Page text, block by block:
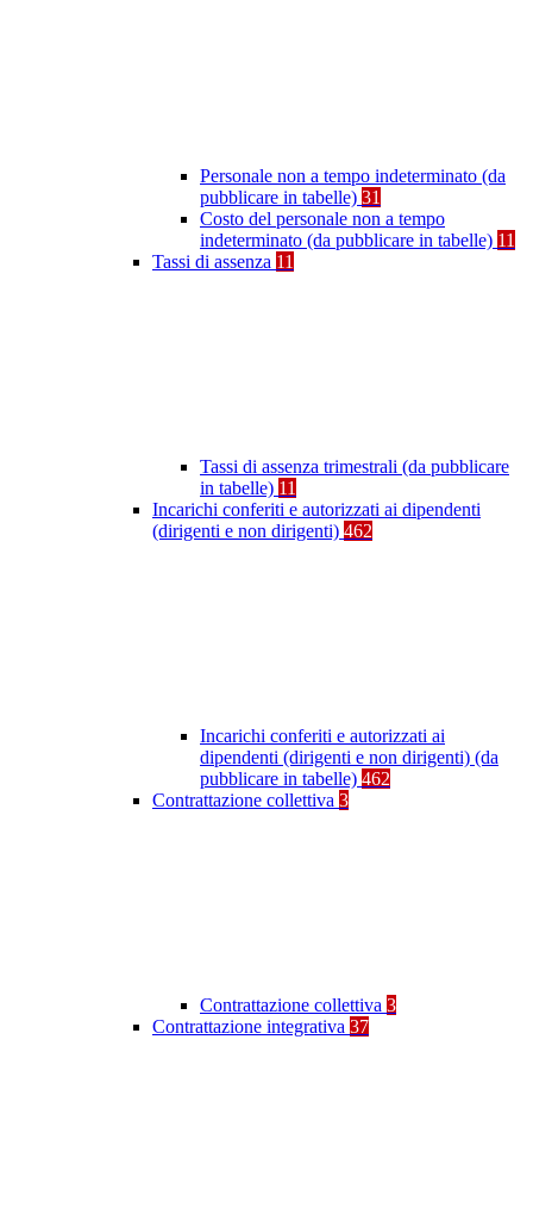
Personale non a tempo indeterminato (da
pubblicare in tabelle) 31
Costo del personale non a tempo
indeterminato (da pubblicare in tabelle) 11
Tassi di assenza 11
Tassi di assenza trimestrali (da pubblicare
in tabelle) 11
Incarichi conferiti e autorizzati ai dipendenti
(dirigenti e non dirigenti) 462
Incarichi conferiti e autorizzati ai
dipendenti (dirigenti e non dirigenti) (da
pubblicare in tabelle) 462
Contrattazione collettiva 3
Contrattazione collettiva 3
Contrattazione integrativa 37